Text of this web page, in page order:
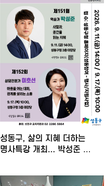
성동구, 삶의 지혜 더하는
명사특강 개최... 박성준 …